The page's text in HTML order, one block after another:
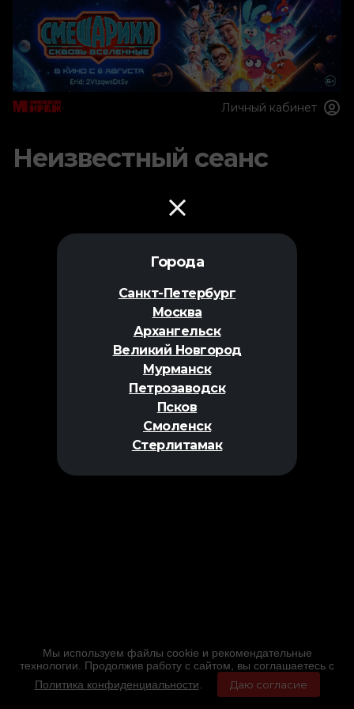
Города
Санкт-Петербург
Москва
Архангельск
Великий Новгород
Мурманск
Петрозаводск
Псков
Смоленск
Стерлитамак
Личный кабинет
Неизвестный сеанс
Мы используем файлы cookie и рекомендательные
технологии. Продолжив работу с сайтом, вы соглашаетесь с
Политика конфиденциальности
Даю согласие